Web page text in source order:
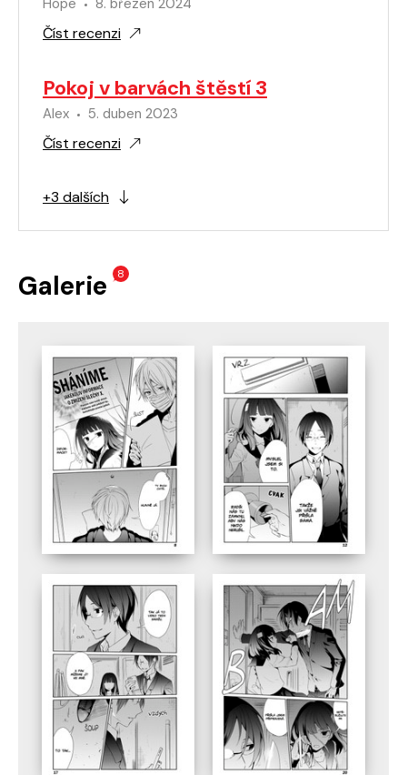
Číst recenzi
Pokoj v barvách štěstí 3
Alex 5. duben 2023
Číst recenzi
+3 dalších
Galerie 8